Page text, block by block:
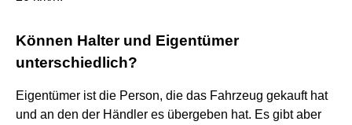
Können Halter und Eigentümer
unterschiedlich?
Eigentümer ist die Person, die das Fahrzeug gekauft hat
und an den der Händler es übergeben hat. Es gibt aber